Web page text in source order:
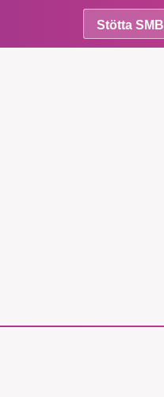
Stötta SMB